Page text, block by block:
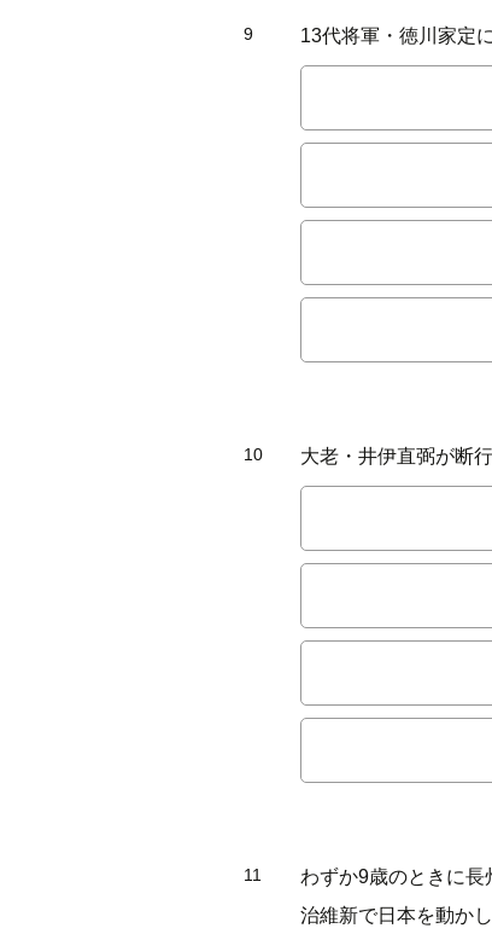
9 13代将軍・徳川家定
10 大老・井伊直弼が断
11
わずか9歳のときに
治維新で日本を動か